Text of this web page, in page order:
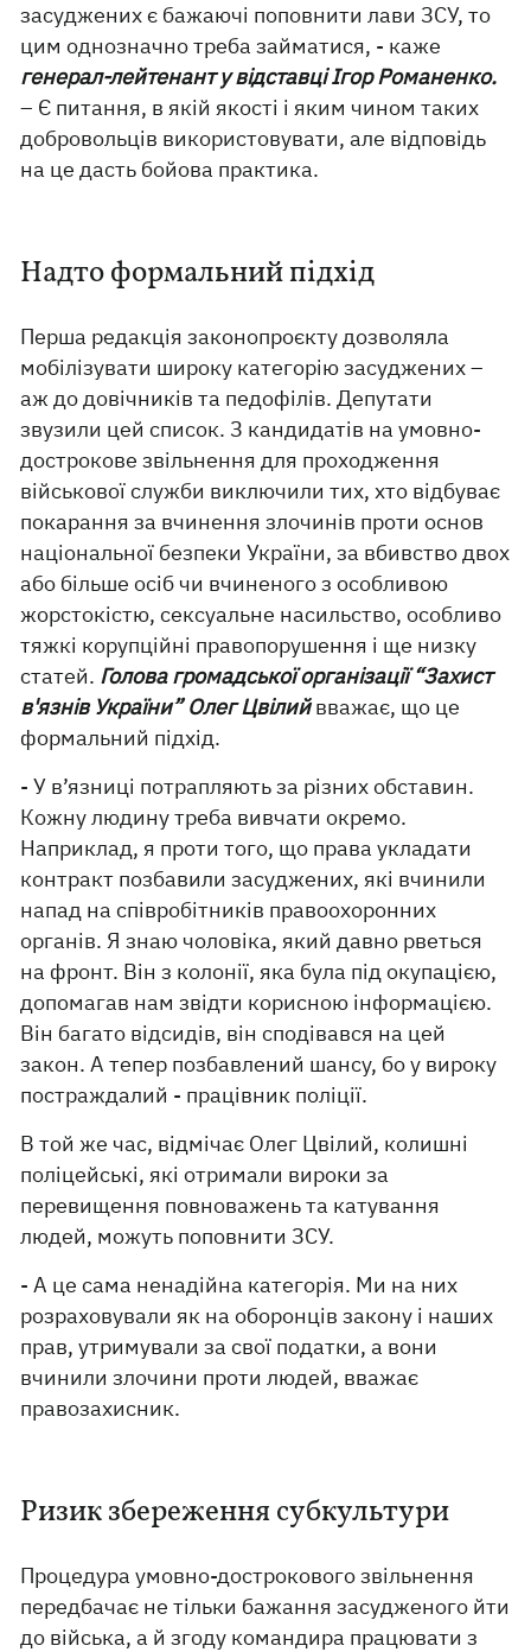
засуджених є бажаючі поповнити лави ЗСУ, то
цим однозначно треба займатися, - каже
генерал-лейтенант у відставці Ігор Романенко.
– Є питання, в якій якості і яким чином таких
добровольців використовувати, але відповідь
на це дасть бойова практика.
Надто формальний підхід
Перша редакція законопроєкту дозволяла
мобілізувати широку категорію засуджених –
аж до довічників та педофілів. Депутати
звузили цей список. З кандидатів на умовно-
дострокове звільнення для проходження
військової служби виключили тих, хто відбуває
покарання за вчинення злочинів проти основ
національної безпеки України, за вбивство двох
або більше осіб чи вчиненого з особливою
жорстокістю, сексуальне насильство, особливо
тяжкі корупційні правопорушення і ще низку
статей. Голова громадської організації “Захист
в'язнів України” Олег Цвілийвважає, що це
формальний підхід.
- У в’язниці потрапляють за різних обставин.
Кожну людину треба вивчати окремо.
Наприклад, я проти того, що права укладати
контракт позбавили засуджених, які вчинили
напад на співробітників правоохоронних
органів. Я знаю чоловіка, який давно рветься
на фронт. Він з колонії, яка була під окупацією,
допомагав нам звідти корисною інформацією.
Він багато відсидів, він сподівався на цей
закон. А тепер позбавлений шансу, бо у вироку
постраждалий - працівник поліції.
В той же час, відмічає Олег Цвілий, колишні
поліцейські, які отримали вироки за
перевищення повноважень та катування
людей, можуть поповнити ЗСУ.
- А це сама ненадійна категорія. Ми на них
розраховували як на оборонців закону і наших
прав, утримували за свої податки, а вони
вчинили злочини проти людей, вважає
правозахисник.
Ризик збереження субкультури
Процедура умовно-дострокового звільнення
передбачає не тільки бажання засудженого йти
до війська, а й згоду командира працювати з